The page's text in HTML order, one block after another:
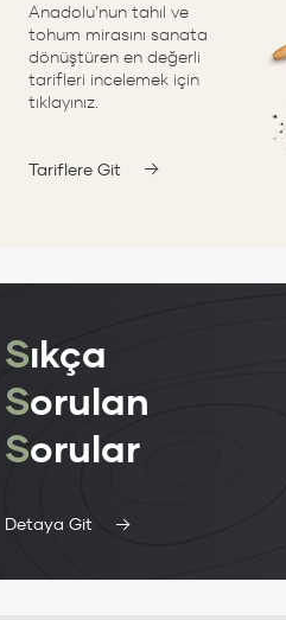
Anadolu’nun tahıl ve
tohum mirasını sanata
dönüştüren en değerli
tarifleri incelemek için
tıklayınız.
Tariflere Git
Sıkça
Sorulan
Sorular
Detaya Git